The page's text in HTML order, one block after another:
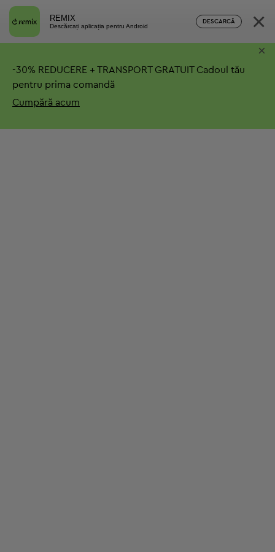
REMIX
Descărcați aplicația pentru Android
DESCARCĂ ×
-30% REDUCERE + TRANSPORT GRATUITCadoul tău
pentru prima comandă
Cumpără acum
×